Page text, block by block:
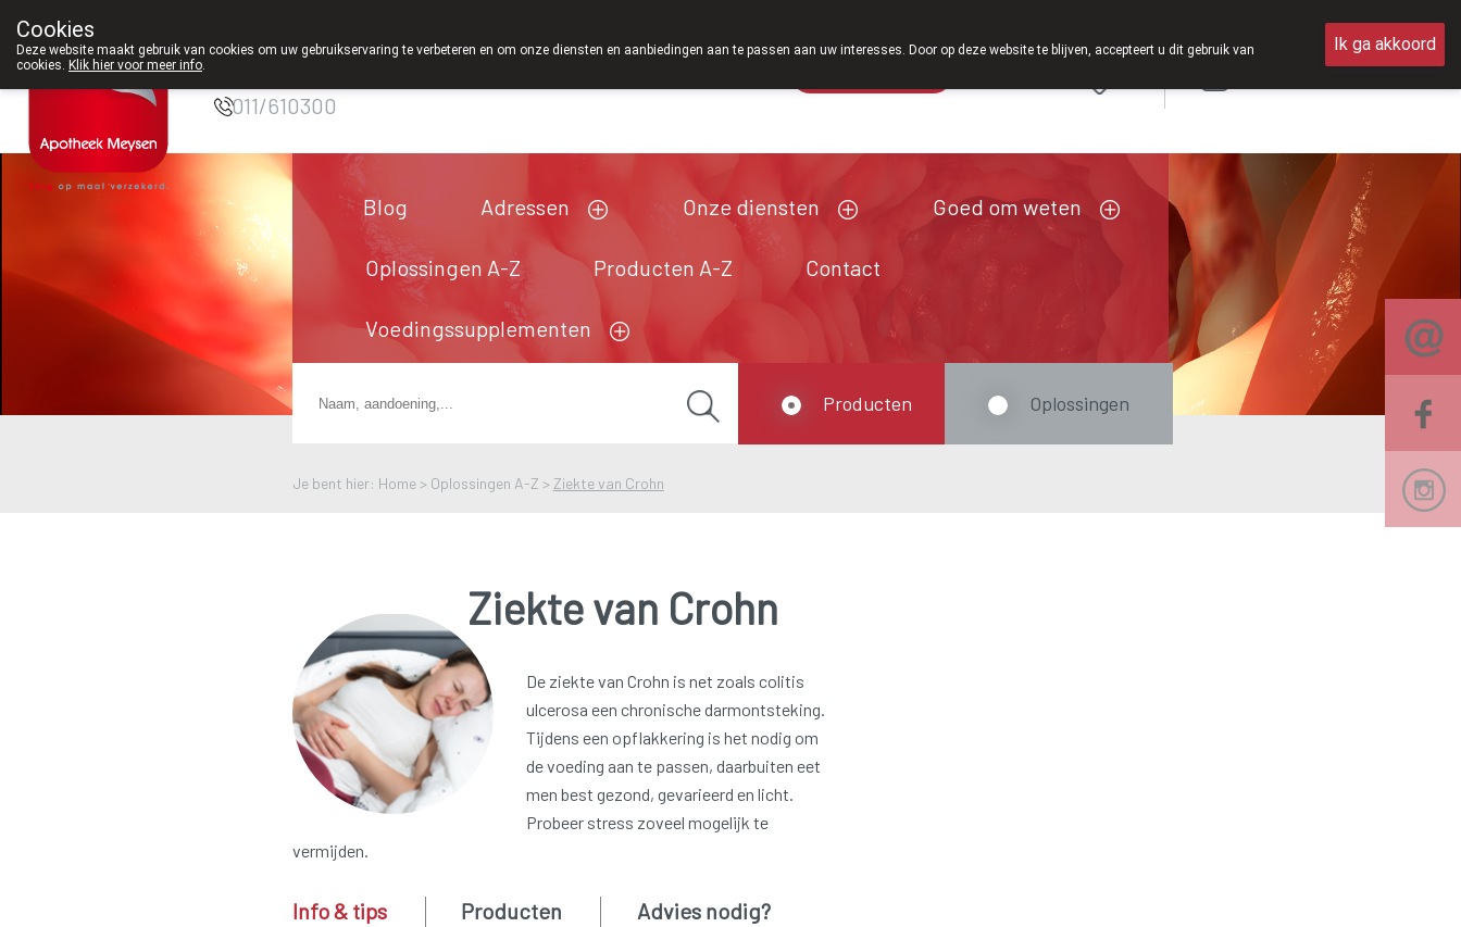
Apotheek Meysen
011/610300
Blog Adressen Onze diensten Goed om weten
Oplossingen A-Z Producten A-Z Contact
Voedingssupplementen
Je bent hier: Home > Oplossingen A-Z > Ziekte van Crohn
Producten Oplossingen
Ziekte van Crohn
De ziekte van Crohn is net zoals colitis
ulcerosa een chronische darmontsteking.
Tijdens een opflakkering is het nodig om
de voeding aan te passen, daarbuiten eet
men best gezond, gevarieerd en licht.
Probeer stress zoveel mogelijk te
vermijden.
Info & tips Producten Advies nodig?
Cookies
Deze website maakt gebruik van cookies om uw gebruikservaring te verbeteren en om onze diensten en aanbiedingen aan te passen aan uw interesses. Door op deze website te blijven, accepteert u dit gebruik van
cookies. Klik hier voor meer info.
Ik ga akkoord